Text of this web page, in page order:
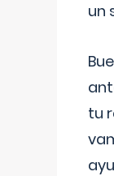
un
tu